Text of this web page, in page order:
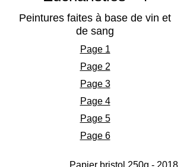
Peintures faites à base de vin et
de sang
Page 1
Page 2
Page 3
Page 4
Page 5
Page 6
Papier bristol 250g - 2018